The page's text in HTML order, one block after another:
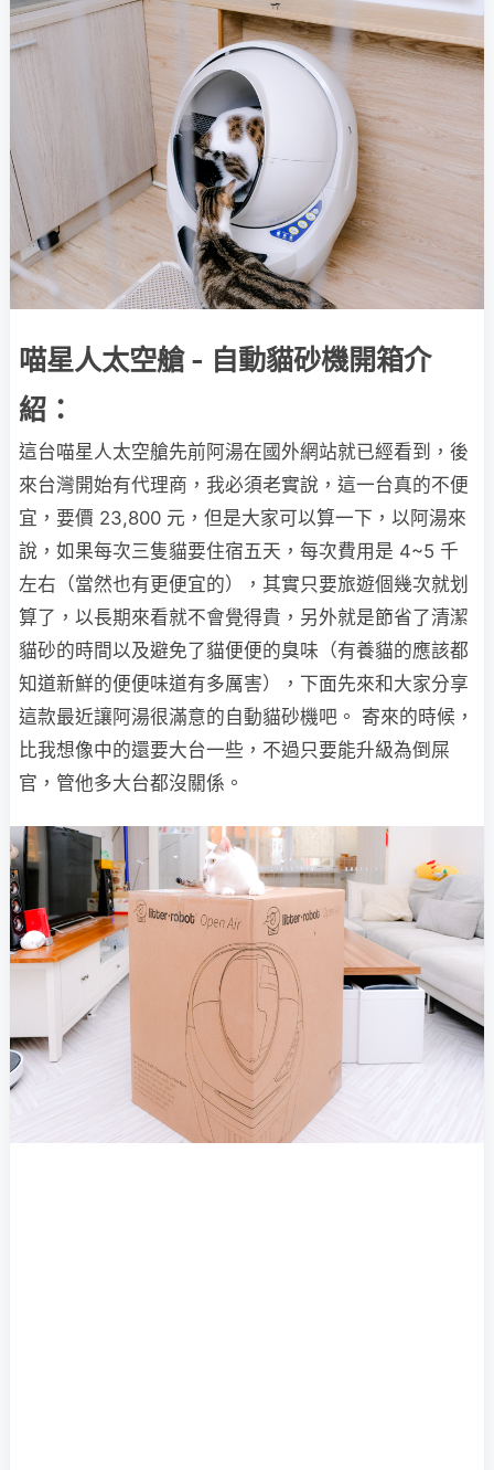
喵星人太空艙 - 自動貓砂機開箱介
紹：
這台喵星人太空艙先前阿湯在國外網站就已經看到，後
來台灣開始有代理商，我必須老實說，這一台真的不便
宜，要價 23,800 元，但是大家可以算一下，以阿湯來
說，如果每次三隻貓要住宿五天，每次費用是 4~5 千
左右（當然也有更便宜的），其實只要旅遊個幾次就划
算了，以長期來看就不會覺得貴，另外就是節省了清潔
貓砂的時間以及避免了貓便便的臭味（有養貓的應該都
知道新鮮的便便味道有多厲害），下面先來和大家分享
這款最近讓阿湯很滿意的自動貓砂機吧。 寄來的時候，
比我想像中的還要大台一些，不過只要能升級為倒屎
官，管他多大台都沒關係。